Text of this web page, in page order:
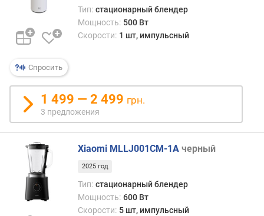
т
о
г
и
х
к
д
е
ш
е
в
ы
м
Спросить
Тип: стационарный блендер
Мощность: 500 Вт
Скорости: 1 шт, импульсный
1 499 — 2 499 грн.
3 предложения
Xiaomi MLLJ001CM-1A черный
2025 год
Тип: стационарный блендер
Мощность: 600 Вт
Скорости: 5 шт, импульсный